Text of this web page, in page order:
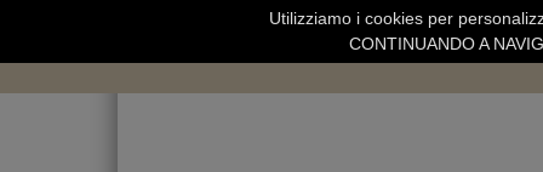
SPEDIZIONE GRATUITA SOPRA 99
Utilizziamo i cookies per
CONTINUANDO A